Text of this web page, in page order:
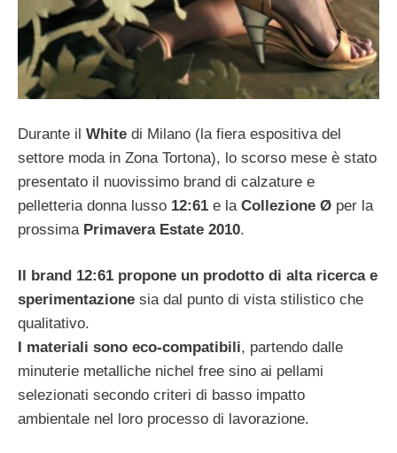
Durante il White di Milano (la fiera espositiva del
settore moda in Zona Tortona), lo scorso mese è stato
presentato il nuovissimo brand di calzature e
pelletteria donna lusso 12:61 e la Collezione Ø per la
prossima Primavera Estate 2010.
Il brand 12:61 propone un prodotto di alta ricerca e
sperimentazione sia dal punto di vista stilistico che
qualitativo.
I materiali sono eco-compatibili, partendo dalle
minuterie metalliche nichel free sino ai pellami
selezionati secondo criteri di basso impatto
ambientale nel loro processo di lavorazione.